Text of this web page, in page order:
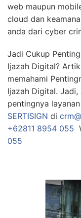
web maupun
cloud dan
anda dari cyber
Jadi Cukup
Ijazah Digital?
memahami
Ijazah Digital.
pentingnya
SERTISIGN di
+62811 8954 055
055